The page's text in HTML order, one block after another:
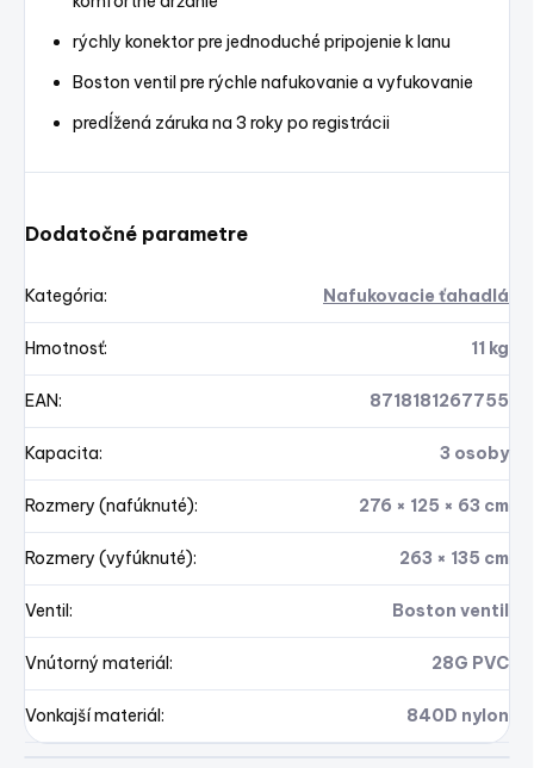
rýchly konektor pre jednoduché pripojenie k lanu
Boston ventil pre rýchle nafukovanie a vyfukovanie
predĺžená záruka na 3 roky po registrácii
Dodatočné parametre
Kategória: Nafukovacie ťahadlá
Hmotnosť: 11 kg
EAN: 8718181267755
Kapacita: 3 osoby
Rozmery (nafúknuté): 276 × 125 × 63 cm
Rozmery (vyfúknuté): 263 × 135 cm
Ventil : Boston ventil
Vnútorný materiál : 28G PVC
Vonkajší materiál : 840D nylon